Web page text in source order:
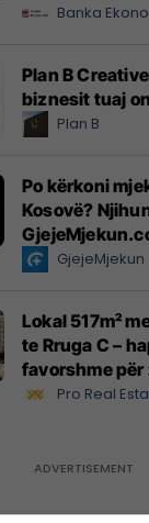
Banka
Plan B
biznesit tuaj
Plan B
Po kërkoni
Kosovë?
GjejeMjekun
Lokal 517m²
te Rruga C –
favorshme
biznesit
Pro Real